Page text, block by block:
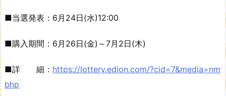
■当選発表：6月24日(水)12:00
■購入期間：6月26日(金)～7月2日(木)
■詳 細： https://lottery.edion.com/?cid=7&media=nm
bhp